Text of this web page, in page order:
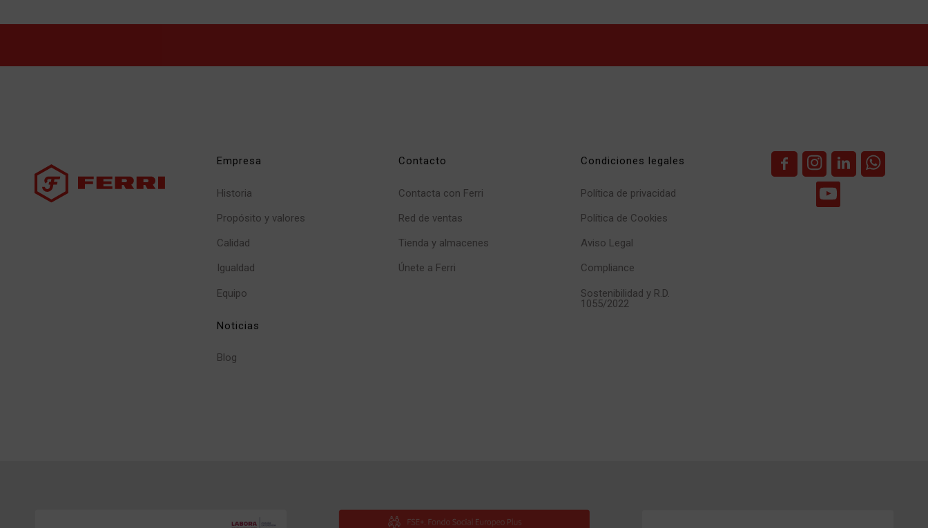
Empresa
Historia
Propósito y valores
Calidad
Igualdad
Equipo
Noticias
Blog
Contacto
Contacta con Ferri
Red de ventas
Tienda y almacenes
Únete a Ferri
Condiciones legales
Política de privacidad
Política de Cookies
Aviso Legal
Compliance
Sostenibilidad y R.D.
1055/2022